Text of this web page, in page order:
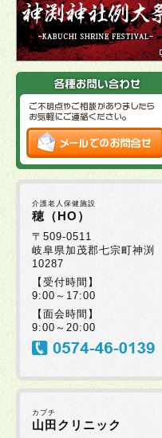
介護老人保健施設
穂（HO）
〒509-0511
岐阜県加茂郡七宗町神渕
10287
【受付時間】
9:00～17:00
【面会時間】
9:00～20:00
カブチ
山田クリニック